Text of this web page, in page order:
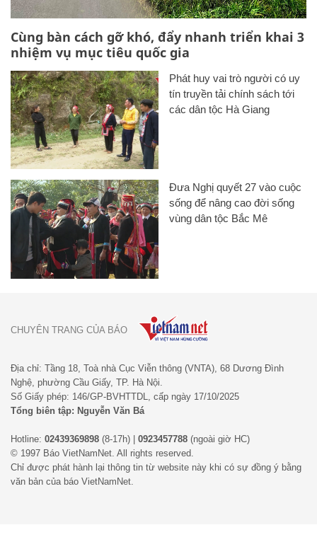
Cùng bàn cách gỡ khó, đẩy nhanh triển khai 3
nhiệm vụ mục tiêu quốc gia
Phát huy vai trò người có uy
tín truyền tải chính sách tới
các dân tộc Hà Giang
Đưa Nghị quyết 27 vào cuộc
sống để nâng cao đời sống
vùng dân tộc Bắc Mê
Địa chỉ: Tầng 18, Toà nhà Cục Viễn thông (VNTA), 68 Dương Đình
Nghệ, phường Cầu Giấy, TP. Hà Nội.
Số Giấy phép: 146/GP-BVHTTDL, cấp ngày 17/10/2025
Tổng biên tập: Nguyễn Văn Bá
Hotline: 02439369898 (8-17h) | 0923457788 (ngoài giờ HC)
© 1997 Báo VietNamNet. All rights reserved.
Chỉ được phát hành lại thông tin từ website này khi có sự đồng ý bằng
văn bản của báo VietNamNet.
CHUYÊN TRANG CỦA BÁO